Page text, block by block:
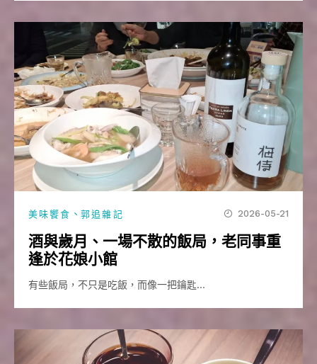
美味饗食 、郭追雜記 2026-05-21
酒與歲月、一場不散的飯局，老同事重
逢於花娘小館
有些飯局，不只是吃飯，而像一把鑰匙…